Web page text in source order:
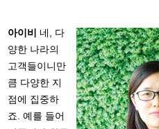
아이비
네, 다
양한 나라의
고객들이니만
큼 다양한 지
점에 집중하
죠. 예를 들어